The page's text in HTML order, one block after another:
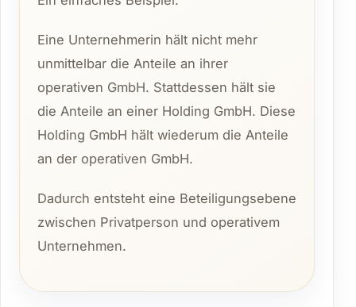
Eine Unternehmerin hält nicht mehr
unmittelbar die Anteile an ihrer
operativen GmbH. Stattdessen hält sie
die Anteile an einer Holding GmbH. Diese
Holding GmbH hält wiederum die Anteile
an der operativen GmbH.
Dadurch entsteht eine Beteiligungsebene
zwischen Privatperson und operativem
Unternehmen.